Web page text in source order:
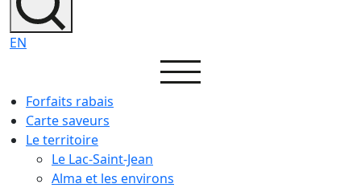
EN
Forfaits rabais
Carte saveurs
Le territoire
Le Lac-Saint-Jean
Alma et les environs